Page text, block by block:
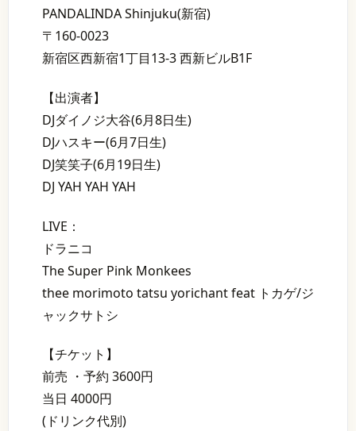
PANDALINDA Shinjuku(新宿)
〒160-0023
新宿区西新宿1丁目13-3 西新ビルB1F
【出演者】
DJダイノジ大谷(6月8日生)
DJハスキー(6月7日生)
DJ笑笑子(6月19日生)
DJ YAH YAH YAH
LIVE：
ドラニコ
The Super Pink Monkees
thee morimoto tatsu yorichant feat トカゲ/ジ
ャックサトシ
【チケット】
前売 ・予約 3600円
当日 4000円
(ドリンク代別)